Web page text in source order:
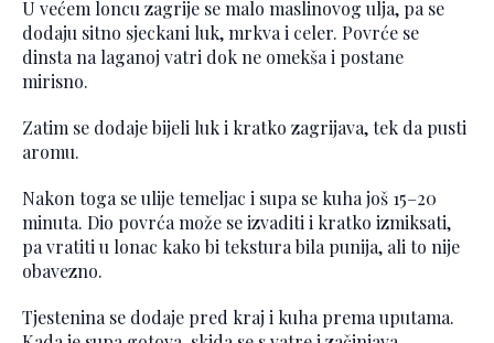
U većem loncu zagrije se malo maslinovog ulja, pa se
dodaju sitno sjeckani luk, mrkva i celer. Povrće se
dinsta na laganoj vatri dok ne omekša i postane
mirisno.
Zatim se dodaje bijeli luk i kratko zagrijava, tek da pusti
aromu.
Nakon toga se ulije temeljac i supa se kuha još 15–20
minuta. Dio povrća može se izvaditi i kratko izmiksati,
pa vratiti u lonac kako bi tekstura bila punija, ali to nije
obavezno.
Tjestenina se dodaje pred kraj i kuha prema uputama.